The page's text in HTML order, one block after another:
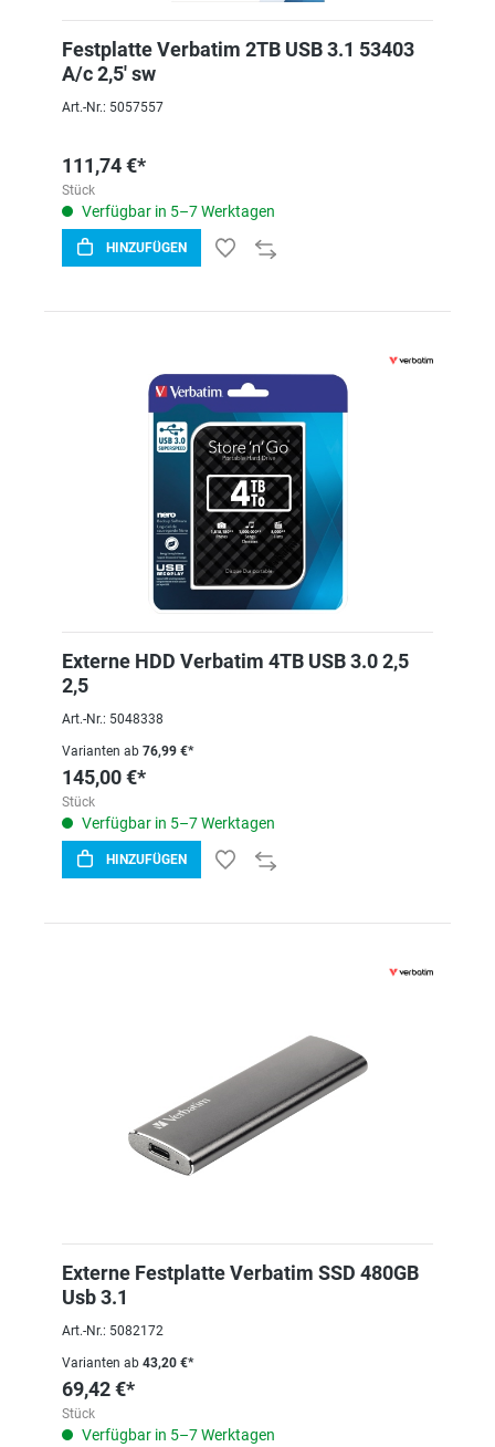
Festplatte Verbatim 2TB USB 3.1 53403
A/c 2,5' sw
Art.-Nr.: 5057557
111,74 €*
Stück
Verfügbar in 5–7 Werktagen
HINZUFÜGEN
Externe HDD Verbatim 4TB USB 3.0 2,5
2,5
Art.-Nr.: 5048338
Varianten ab 76,99 €*
145,00 €*
Stück
Verfügbar in 5–7 Werktagen
HINZUFÜGEN
Externe Festplatte Verbatim SSD 480GB
Usb 3.1
Art.-Nr.: 5082172
Varianten ab 43,20 €*
69,42 €*
Stück
Verfügbar in 5–7 Werktagen